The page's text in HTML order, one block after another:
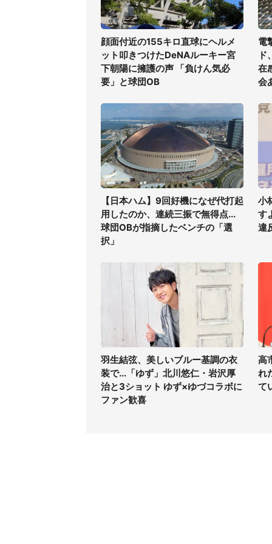
顔面付近の155キロ直球にヘルメ
ット叩きつけたDeNAルーキー宮
下朝陽に擁護の声 「負けん気必
要」と球団OB
電
ド
在
会
【日本ハム】9回好機になぜ代打起
用したのか、連続三振で無得点...
球団OBが指摘したベンチの「選
択」
小
す
違
羽生結弦、美しいブルー基調の衣
装で...「ゆず」北川悠仁・岩沢厚
治と3ショット ゆず×ゆづコラボに
ファン歓喜
高
れ
て